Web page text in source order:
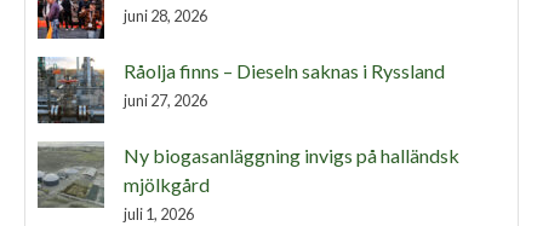
juni 28, 2026
Råolja finns – Dieseln saknas i Ryssland
juni 27, 2026
Ny biogasanläggning invigs på halländsk
mjölkgård
juli 1, 2026